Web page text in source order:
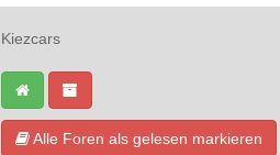
Kiezcars
Alle Foren als gelesen markieren